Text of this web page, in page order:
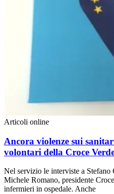
Articoli online
Ancora violenze sui
volontari della Croce
Nel servizio le interviste a
Michele Romano, presidente
infermieri in ospedale. Anche